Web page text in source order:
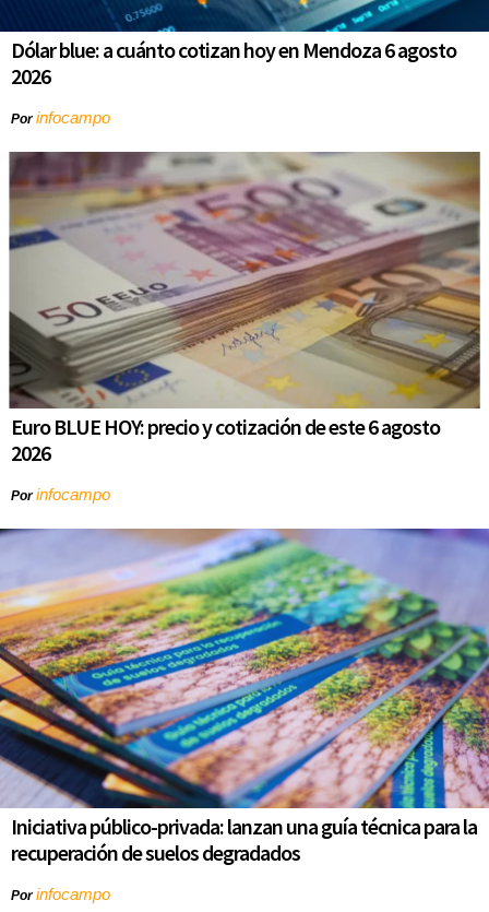
Dólar blue: a cuánto cotizan hoy en Mendoza 6 agosto
2026
Porinfocampo
Euro BLUE HOY: precio y cotización de este 6 agosto
2026
Porinfocampo
Iniciativa público-privada: lanzan una guía técnica para la
recuperación de suelos degradados
Porinfocampo